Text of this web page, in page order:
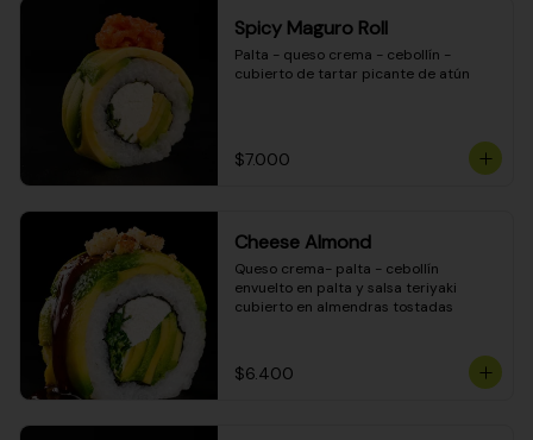
Spicy Maguro Roll
Palta - queso crema - cebollín -
cubierto de tartar picante de atún
$7.000
Cheese Almond
Queso crema- palta - cebollín
envuelto en palta y salsa teriyaki
cubierto en almendras tostadas
$6.400